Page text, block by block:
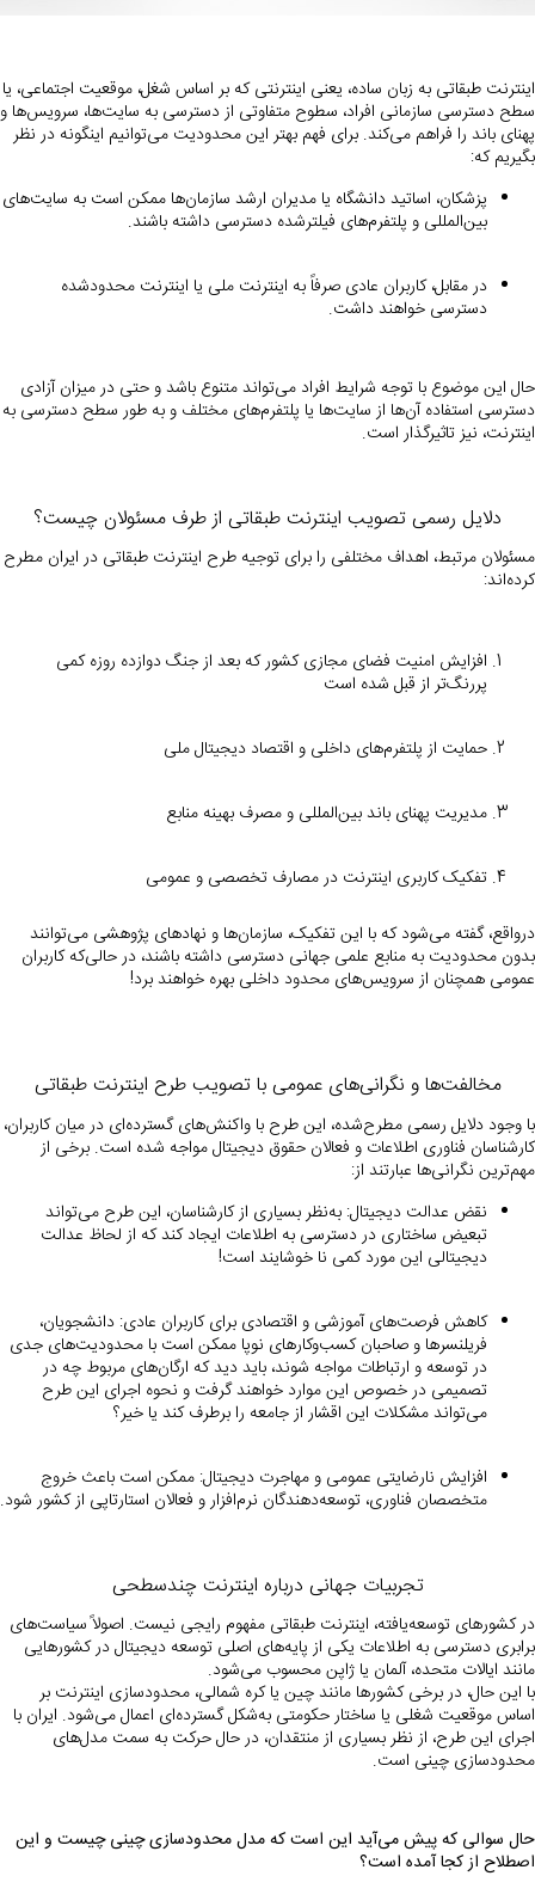
اینترنت طبقاتی به زبان ساده، یعنی اینترنتی که بر اساس شغل، موقعیت اجتماعی، یا
سطح دسترسی سازمانی افراد، سطوح متفاوتی از دسترسی به سایت‌ها، سرویس‌ها و
پهنای باند را فراهم می‌کند. برای فهم بهتر این محدودیت می‌توانیم اینگونه در نظر
بگیریم که:
پزشکان، اساتید دانشگاه یا مدیران ارشد سازمان‌ها ممکن است به سایت‌های
بین‌المللی و پلتفرم‌های فیلترشده دسترسی داشته باشند.
در مقابل، کاربران عادی صرفاً به اینترنت ملی یا اینترنت محدودشده
دسترسی خواهند داشت.
حال این موضوع با توجه شرایط افراد می‌تواند متنوع باشد و حتی در میزان آزادی
دسترسی استفاده آن‌‌ها از سایت‌ها یا پلتفرم‌های مختلف و به طور سطح دسترسی به
اینترنت، نیز تاثیرگذار است.
دلایل رسمی تصویب اینترنت طبقاتی از طرف مسئولان چیست؟
مسئولان مرتبط، اهداف مختلفی را برای توجیه طرح اینترنت طبقاتی در ایران مطرح
کرده‌اند:
افزایش امنیت فضای مجازی کشور که بعد از جنگ دوازده روزه کمی
پررنگ‌تر از قبل شده است
حمایت از پلتفرم‌های داخلی و اقتصاد دیجیتال ملی
مدیریت پهنای باند بین‌المللی و مصرف بهینه منابع
تفکیک کاربری اینترنت در مصارف تخصصی و عمومی
درواقع، گفته می‌شود که با این تفکیک، سازمان‌ها و نهادهای پژوهشی می‌توانند
بدون محدودیت به منابع علمی جهانی دسترسی داشته باشند، در حالی‌که کاربران
عمومی همچنان از سرویس‌های محدود داخلی بهره خواهند برد!
مخالفت‌ها و نگرانی‌های عمومی با تصویب طرح اینترنت طبقاتی
با وجود دلایل رسمی مطرح‌شده، این طرح با واکنش‌های گسترده‌ای در میان کاربران،
کارشناسان فناوری اطلاعات و فعالان حقوق دیجیتال مواجه شده است. برخی از
مهم‌ترین نگرانی‌ها عبارتند از:
نقض عدالت دیجیتال: به‌نظر بسیاری از کارشناسان، این طرح می‌تواند
تبعیض ساختاری در دسترسی به اطلاعات ایجاد کند که از لحاظ عدالت
دیجیتالی این مورد کمی نا خوشایند است!
کاهش فرصت‌های آموزشی و اقتصادی برای کاربران عادی: دانشجویان،
فریلنسرها و صاحبان کسب‌وکارهای نوپا ممکن است با محدودیت‌های جدی
در توسعه و ارتباطات مواجه شوند، باید دید که ارگان‌های مربوط چه در
تصمیمی در خصوص این موارد خواهند گرفت و نحوه اجرای این طرح
می‌تواند مشکلات این اقشار از جامعه را برطرف کند یا خیر؟
افزایش نارضایتی عمومی و مهاجرت دیجیتال: ممکن است باعث خروج
متخصصان فناوری، توسعه‌دهندگان نرم‌افزار و فعالان استارتاپی از کشور شود.
تجربیات جهانی درباره اینترنت چندسطحی
در کشورهای توسعه‌یافته، اینترنت طبقاتی مفهوم رایجی نیست. اصولاً سیاست‌های
برابری دسترسی به اطلاعات یکی از پایه‌های اصلی توسعه دیجیتال در کشورهایی
مانند ایالات متحده، آلمان یا ژاپن محسوب می‌شود.
با این حال، در برخی کشورها مانند چین یا کره شمالی، محدودسازی اینترنت بر
اساس موقعیت شغلی یا ساختار حکومتی به‌شکل گسترده‌ای اعمال می‌شود. ایران با
اجرای این طرح، از نظر بسیاری از منتقدان، در حال حرکت به سمت مدل‌های
محدودسازی چینی است.
حال سوالی که پیش می‌آید این است که مدل محدودسازی چینی چیست و این
اصطلاح از کجا آمده است؟